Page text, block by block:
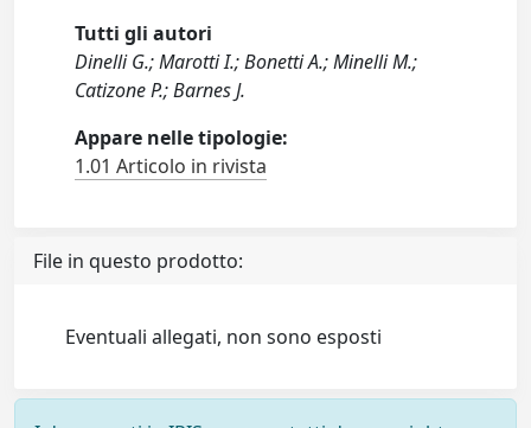
Tutti gli autori
Dinelli G.; Marotti I.; Bonetti A.; Minelli M.;
Catizone P.; Barnes J.
Appare nelle tipologie:
1.01 Articolo in rivista
File in questo prodotto:
Eventuali allegati, non sono esposti